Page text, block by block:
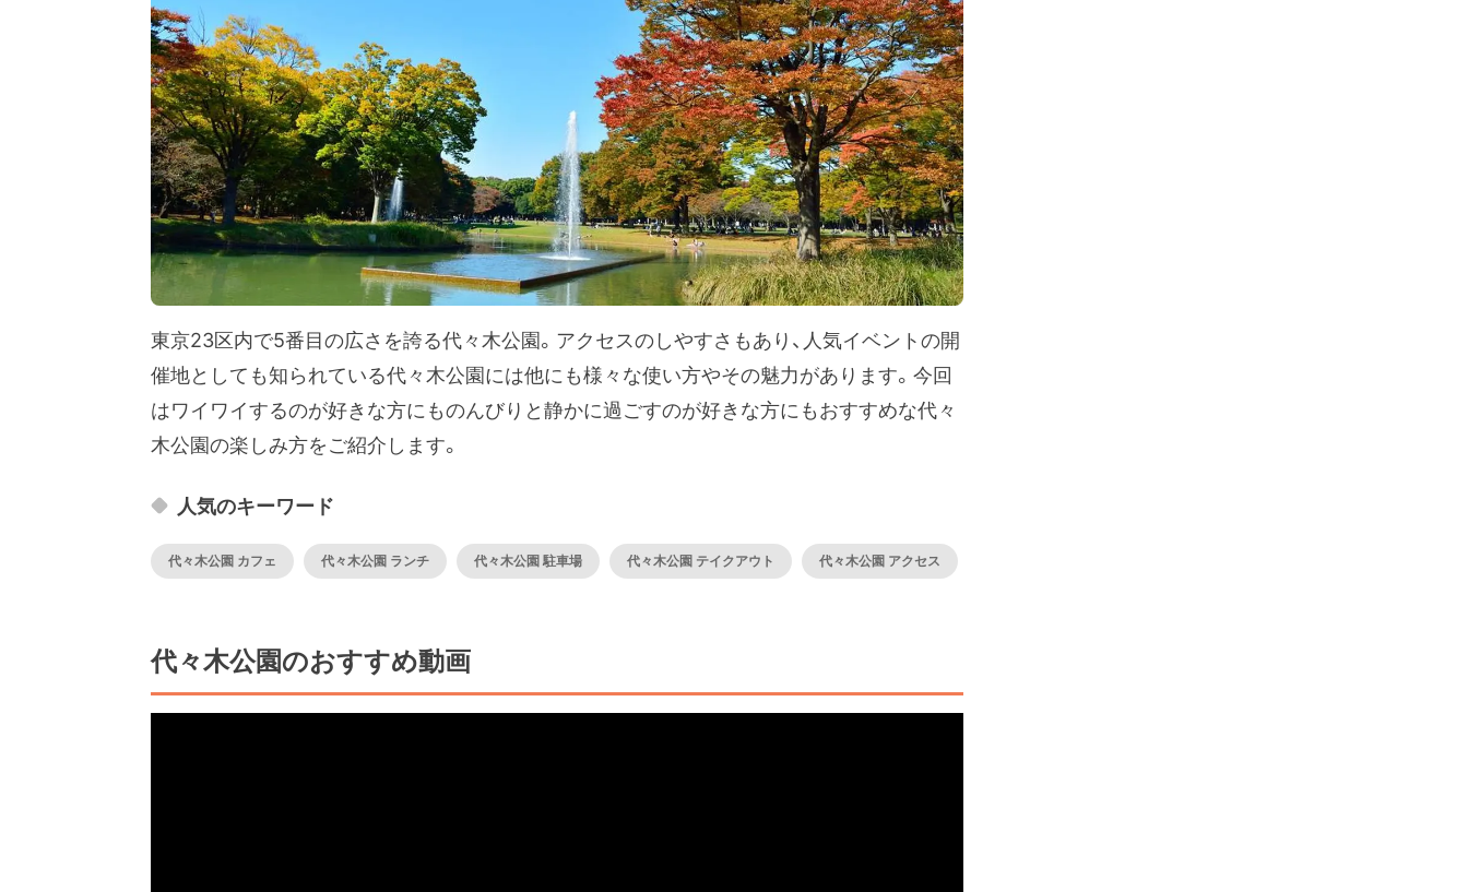
東京23区内で5番目の広さを誇る代々木公園。アクセスのしやすさもあり、人気イベントの開
催地としても知られている代々木公園には他にも様々な使い方やその魅力があります。今回
はワイワイするのが好きな方にものんびりと静かに過ごすのが好きな方にもおすすめな代々
木公園の楽しみ方をご紹介します。
人気のキーワード
代々木公園 カフェ 代々木公園 ランチ 代々木公園 駐車場 代々木公園 テイクアウト 代々木公園 アクセス
代々木公園のおすすめ動画